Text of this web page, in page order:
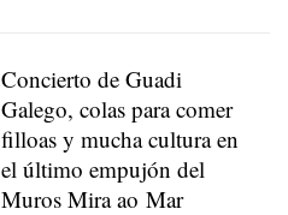
Concierto de Guadi
Galego, colas para comer
filloas y mucha cultura en
el último empujón del
Muros Mira ao Mar